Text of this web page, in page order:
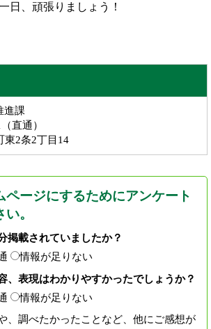
日、頑張りましょう！
課
直通）
2条2丁目14
ページにするためにアンケート
。
掲載されていましたか？
情報が足りない
、表現はわかりやすかったでしょうか？
情報が足りない
、調べたかったことなど、他にご感想が